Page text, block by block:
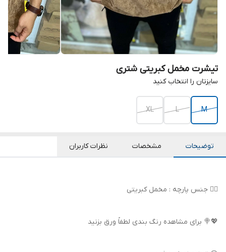
تیشرت مخمل کبریتی شتری
سایزتان را انتخاب کنید
M
L
XL
توضیحات مشخصات نظرات کاربران
👌🏻 جنس پارچه : مخمل کبریتی
💖🍭 برای مشاهده رنگ بندی لطفاً ورق بزنید